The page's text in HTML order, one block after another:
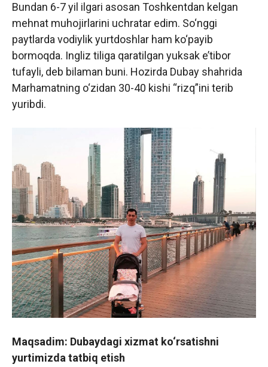
Bundan 6-7 yil ilgari asosan Toshkentdan kelgan
mehnat muhojirlarini uchratar edim. So‘nggi
paytlarda vodiylik yurtdoshlar ham ko‘payib
bormoqda. Ingliz tiliga qaratilgan yuksak e’tibor
tufayli, deb bilaman buni. Hozirda Dubay shahrida
Marhamatning o‘zidan 30-40 kishi “rizq”ini terib
yuribdi.
Maqsadim: Dubaydagi xizmat ko‘rsatishni
yurtimizda tatbiq etish